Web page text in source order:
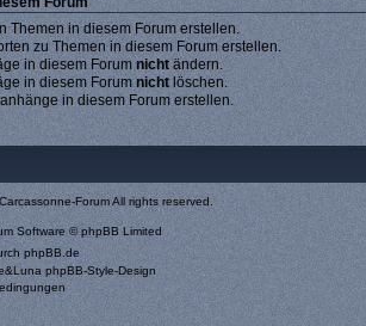
Themen in diesem Forum erstellen.
zu Themen in diesem Forum erstellen.
in diesem Forumnichtändern.
in diesem Forum nichtlöschen.
in diesem Forum erstellen.
Forum All rights reserved.
Software © phpBB Limited
phpBB.de
phpBB-Style-Design